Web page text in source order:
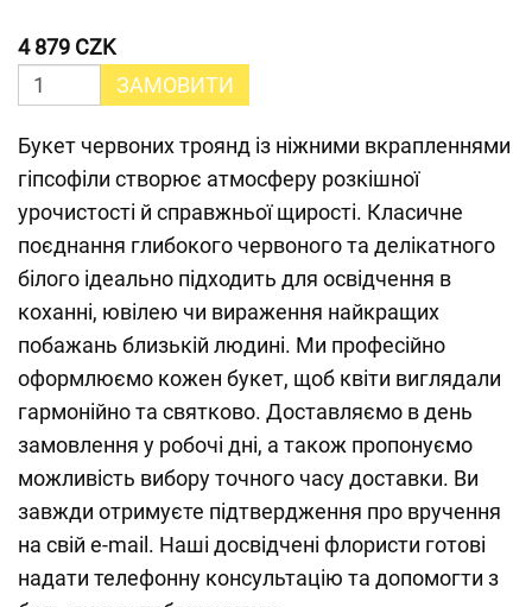
4 879 CZK
ЗАМОВИТИ
Букет червоних троянд із ніжними вкрапленнями
гіпсофіли створює атмосферу розкішної
урочистості й справжньої щирості. Класичне
поєднання глибокого червоного та делікатного
білого ідеально підходить для освідчення в
коханні, ювілею чи вираження найкращих
побажань близькій людині. Ми професійно
оформлюємо кожен букет, щоб квіти виглядали
гармонійно та святково. Доставляємо в день
замовлення у робочі дні, а також пропонуємо
можливість вибору точного часу доставки. Ви
завжди отримуєте підтвердження про вручення
на свій e-mail. Наші досвідчені флористи готові
надати телефонну консультацію та допомогти з